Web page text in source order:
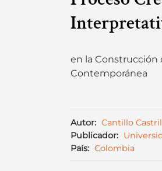
en la Construcción
Contemporánea
Autor: Cantillo
Publicador:
País: Colombia